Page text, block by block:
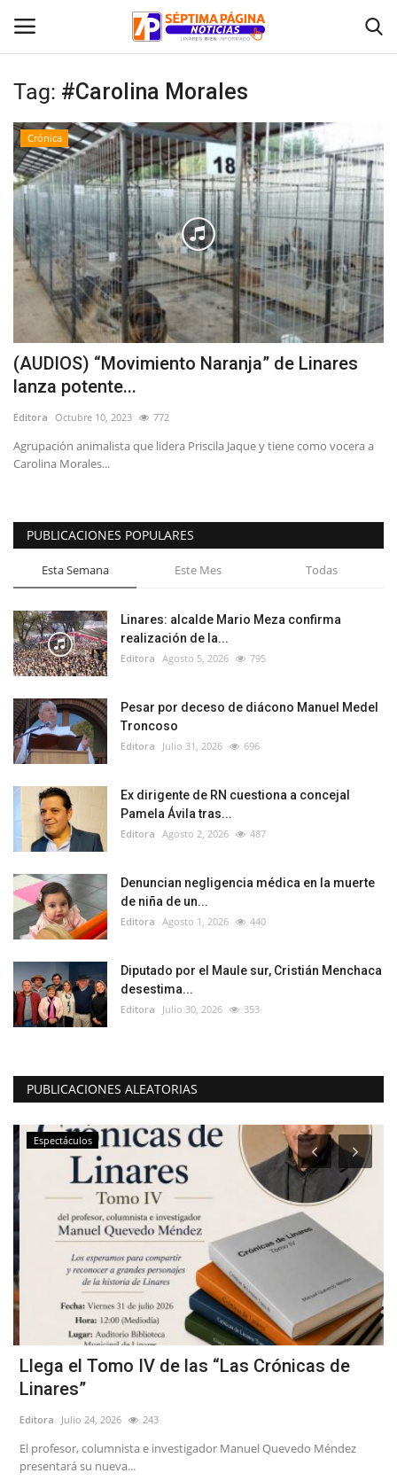
Inicio
Crónica
Policial
Tribunales
Deporte
Política
Espectáculos
Tag: #Carolina Morales
Crónica
(AUDIOS) “Movimiento Naranja” de Linares
lanza potente...
Editora Octubre 10, 2023 772
Agrupación animalista que lidera Priscila Jaque y tiene como vocera a
Carolina Morales...
PUBLICACIONES POPULARES
Esta Semana Este Mes Todas
Linares: alcalde Mario Meza confirma
realización de la...
Editora Agosto 5, 2026 795
Pesar por deceso de diácono Manuel Medel
Troncoso
Editora Julio 31, 2026 696
Ex dirigente de RN cuestiona a concejal
Pamela Ávila tras...
Editora Agosto 2, 2026 487
Denuncian negligencia médica en la muerte
de niña de un...
Editora Agosto 1, 2026 440
Diputado por el Maule sur, Cristián Menchaca
desestima...
Editora Julio 30, 2026 353
PUBLICACIONES ALEATORIAS
Espectáculos
Llega el Tomo IV de las “Las Crónicas de
Linares”
Editora Julio 24, 2026 243
El profesor, columnista e investigador Manuel Quevedo Méndez
presentará su nueva...